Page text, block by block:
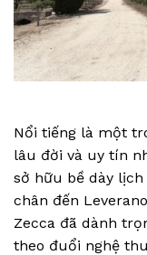
Nổi tiếng là một
lâu đời và uy tín
sở hữu bề dày
chân đến
Zecca đã dành
theo đuổi nghệ